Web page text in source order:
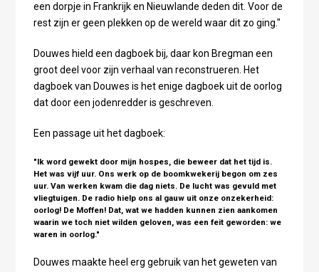
een dorpje in Frankrijk en Nieuwlande deden dit. Voor de
rest zijn er geen plekken op de wereld waar dit zo ging."
Douwes hield een dagboek bij, daar kon Bregman een
groot deel voor zijn verhaal van reconstrueren. Het
dagboek van Douwes is het enige dagboek uit de oorlog
dat door een jodenredder is geschreven.
Een passage uit het dagboek:
"Ik word gewekt door mijn hospes, die beweer dat het tijd is.
Het was vijf uur. Ons werk op de boomkwekerij begon om zes
uur. Van werken kwam die dag niets. De lucht was gevuld met
vliegtuigen. De radio hielp ons al gauw uit onze onzekerheid:
oorlog! De Moffen! Dat, wat we hadden kunnen zien aankomen
waarin we toch niet wilden geloven, was een feit geworden: we
waren in oorlog."
Douwes maakte heel erg gebruik van het geweten van